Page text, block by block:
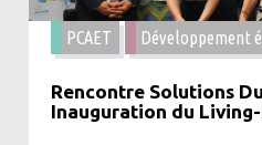
PCAET Développement
Rencontre Solutions
Inauguration du